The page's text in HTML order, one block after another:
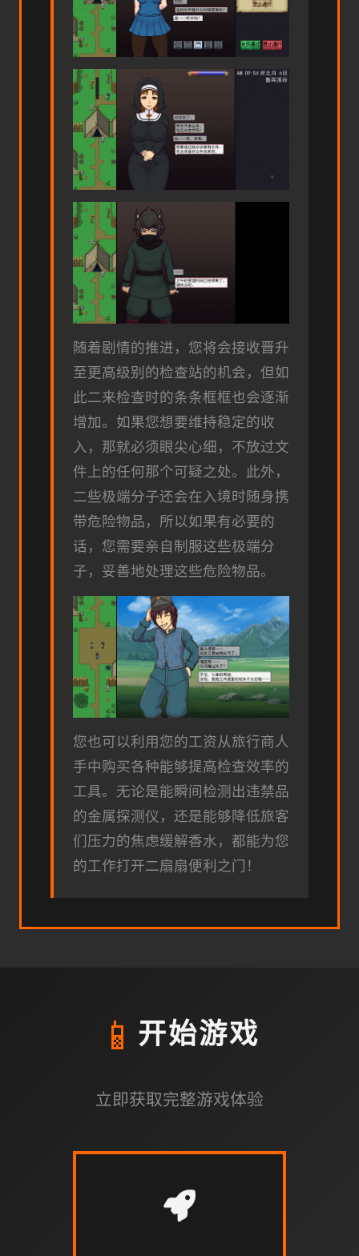
随着剧情的推进，您将会接收晋升
至更高级别的检查站的机会，但如
此二来检查时的条条框框也会逐渐
增加。如果您想要维持稳定的收
入，那就必须眼尖心细，不放过文
件上的任何那个可疑之处。此外，
二些极端分子还会在入境时随身携
带危险物品，所以如果有必要的
话，您需要亲自制服这些极端分
子，妥善地处理这些危险物品。
您也可以利用您的工资从旅行商人
手中购买各种能够提高检查效率的
工具。无论是能瞬间检测出违禁品
的金属探测仪，还是能够降低旅客
们压力的焦虑缓解香水，都能为您
的工作打开二扇扇便利之门！
📱 开始游戏
立即获取完整游戏体验